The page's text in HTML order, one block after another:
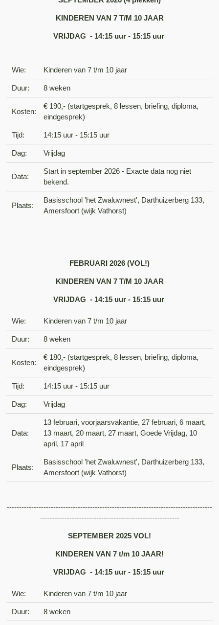
KINDEREN VAN 7 T/M 10 JAAR
VRIJDAG - 14:15 uur - 15:15 uur
Wie: Kinderen van 7 t/m 10 jaar
Duur: 8 weken
Kosten:
€ 190,- (startgesprek, 8 lessen, briefing, diploma,
eindgesprek)
Tijd: 14:15 uur - 15:15 uur
Dag: Vrijdag
Data:
Start in september 2026 - Exacte data nog niet
bekend.
Plaats:
Basisschool 'het Zwaluwnest', Darthuizerberg 133,
Amersfoort (wijk Vathorst)
FEBRUARI 2026 (VOL!)
KINDEREN VAN 7 T/M 10 JAAR
VRIJDAG - 14:15 uur - 15:15 uur
Wie: Kinderen van 7 t/m 10 jaar
Duur: 8 weken
Kosten:
€ 180,- (startgesprek, 8 lessen, briefing, diploma,
eindgesprek)
Tijd: 14:15 uur - 15:15 uur
Dag: Vrijdag
Data:
13 februari, voorjaarsvakantie, 27 februari, 6 maart,
13 maart, 20 maart, 27 maart, Goede Vrijdag, 10
april, 17 april
Plaats:
Basisschool 'het Zwaluwnest', Darthuizerberg 133,
Amersfoort (wijk Vathorst)
------------------------------------------------------------------------------------
---------------------------------------------------------
SEPTEMBER 2025 VOL!
KINDEREN VAN 7 t/m 10 JAAR!
VRIJDAG - 14:15 uur - 15:15 uur
Wie: Kinderen van 7 t/m 10 jaar
Duur: 8 weken